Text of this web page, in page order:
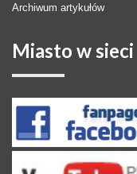
Archiwum artykułów
Miasto w sieci